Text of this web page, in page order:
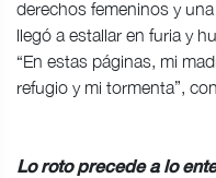
derechos femeninos y
llegó a estallar en furia y
“En estas páginas, mi
refugio y mi tormenta”,
Lo roto precede a lo